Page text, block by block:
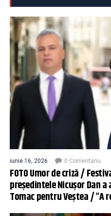
iunie 16, 2026 0 Comentariu
FOTO Umor de criză /
președintele Nicușor Dan
Tomac pentru Veștea / ”A